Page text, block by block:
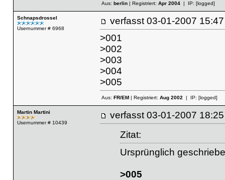
Aus: berlin| Registriert: Apr 2004| IP: [logged]
Schnapsdrossel
Usernummer # 6968
verfasst 03-01-2007
>001
>002
>003
>004
>005
Aus: FR/EM| Registriert: Aug 2002| IP: [logged]
Martin Martini
Usernummer # 10439
verfasst 03-01-2007
Zitat:
Ursprünglich
>005